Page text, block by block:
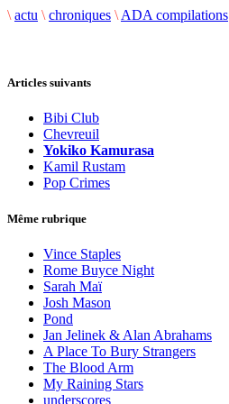
\ actu \ chroniques \ ADA compilations
Articles suivants
Bibi Club
Chevreuil
Yokiko Kamurasa
Kamil Rustam
Pop Crimes
Même rubrique
Vince Staples
Rome Buyce Night
Sarah Maï
Josh Mason
Pond
Jan Jelinek & Alan Abrahams
A Place To Bury Strangers
The Blood Arm
My Raining Stars
underscores